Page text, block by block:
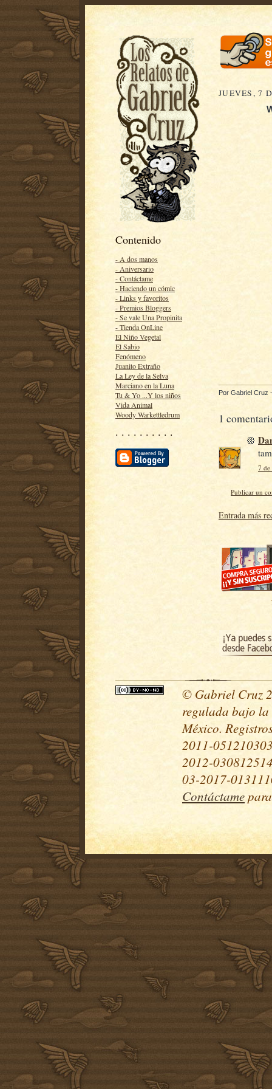
Contenido
- A dos manos
- Aniversario
- Contáctame
- Haciendo un cómic
- Links y favoritos
- Premios Bloggers
- Se vale Una Propinita
- Tienda OnLine
El Niño Vegetal
El Sabio
Fenómeno
Juanito Extraño
La Ley de la Selva
Marciano en la Luna
Tu & Yo ...Y los niños
Vida Animal
Woody Warkettledrum
· · · · · · · · · ·
JUEVES, 7
Por Gabriel Cruz
1
7 de
Publicar un
Entrada más
© Gabriel Cruz
regulada bajo la
México.
2011-
2012-
03-2017-
Contáctame